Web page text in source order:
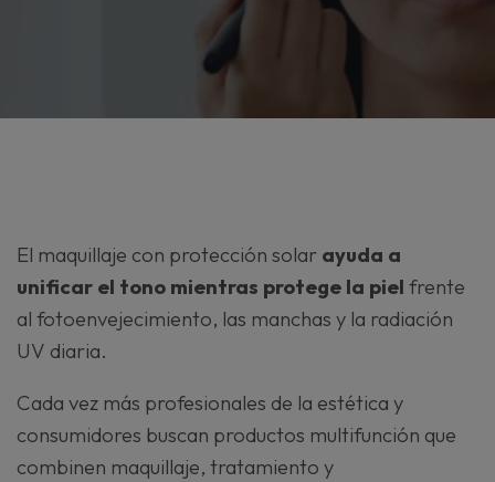
El maquillaje con protección solar ayuda a
unificar el tono mientras protege la piel frente
al fotoenvejecimiento, las manchas y la radiación
UV diaria.
Cada vez más profesionales de la estética y
consumidores buscan productos multifunción que
combinen maquillaje, tratamiento y